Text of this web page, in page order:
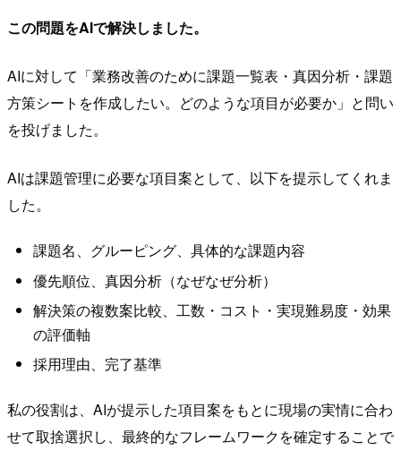
この問題をAIで解決しました。
AIに対して「業務改善のために課題一覧表・真因分析・課題
方策シートを作成したい。どのような項目が必要か」と問い
を投げました。
AIは課題管理に必要な項目案として、以下を提示してくれま
した。
課題名、グルーピング、具体的な課題内容
優先順位、真因分析（なぜなぜ分析）
解決策の複数案比較、工数・コスト・実現難易度・効果
の評価軸
採用理由、完了基準
私の役割は、AIが提示した項目案をもとに現場の実情に合わ
せて取捨選択し、最終的なフレームワークを確定することで